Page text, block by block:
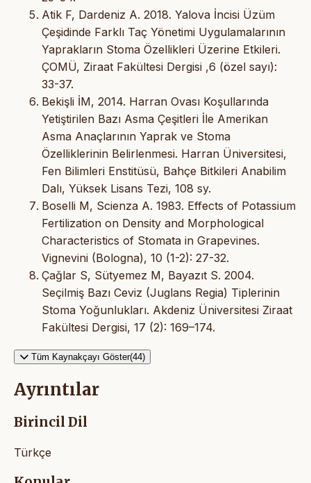
Atik F, Dardeniz A. 2018. Yalova İncisi Üzüm
Çeşidinde Farklı Taç Yönetimi Uygulamalarının
Yaprakların Stoma Özellikleri Üzerine Etkileri.
ÇOMÜ, Ziraat Fakültesi Dergisi ,6 (özel sayı):
33-37.
Bekişli İM, 2014. Harran Ovası Koşullarında
Yetiştirilen Bazı Asma Çeşitleri İle Amerikan
Asma Anaçlarının Yaprak ve Stoma
Özelliklerinin Belirlenmesi. Harran Üniversitesi,
Fen Bilimleri Enstitüsü, Bahçe Bitkileri Anabilim
Dalı, Yüksek Lisans Tezi, 108 sy.
Boselli M, Scienza A. 1983. Effects of Potassium
Fertilization on Density and Morphological
Characteristics of Stomata in Grapevines.
Vignevini (Bologna), 10 (1-2): 27-32.
Çağlar S, Sütyemez M, Bayazıt S. 2004.
Seçilmiş Bazı Ceviz (Juglans Regia) Tiplerinin
Stoma Yoğunlukları. Akdeniz Üniversitesi Ziraat
Fakültesi Dergisi, 17 (2): 169–174.
Tüm Kaynakçayı Göster(44)
Ayrıntılar
Birincil Dil
Türkçe